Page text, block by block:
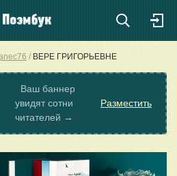
ВЕРЕ ГРИГОРЬЕВНЕ
Ваш баннер
увидят сотни
читателей →
Разместить